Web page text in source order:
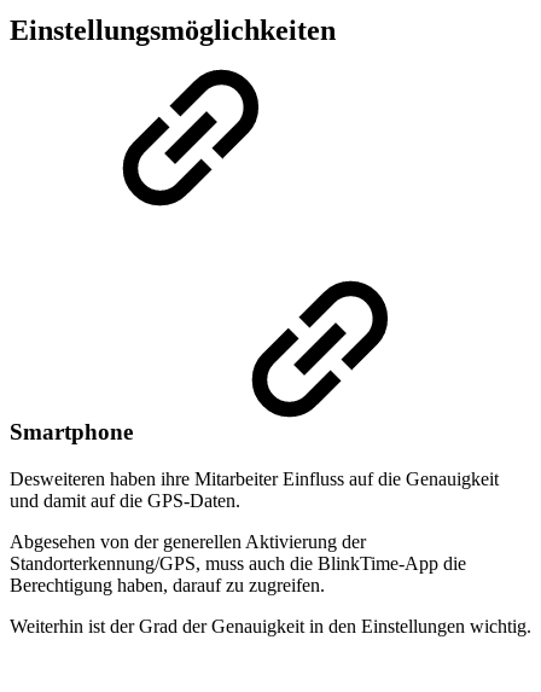
Einstellungsmöglichkeiten
Smartphone
Desweiteren haben ihre Mitarbeiter Einfluss auf die Genauigkeit
und damit auf die GPS-Daten.
Abgesehen von der generellen Aktivierung der
Standorterkennung/GPS, muss auch die BlinkTime-App die
Berechtigung haben, darauf zu zugreifen.
Weiterhin ist der Grad der Genauigkeit in den Einstellungen wichtig.